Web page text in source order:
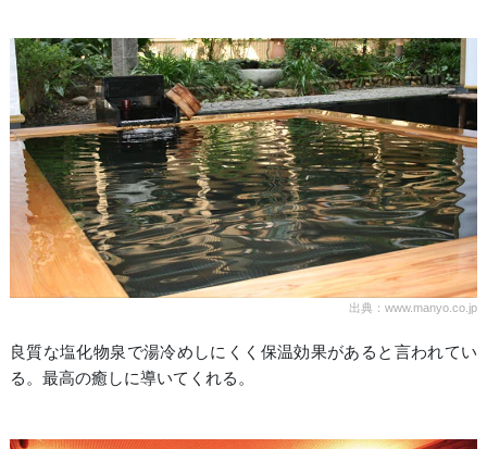
出典：www.manyo.co.jp
良質な塩化物泉で湯冷めしにくく保温効果があると言われてい
る。最高の癒しに導いてくれる。